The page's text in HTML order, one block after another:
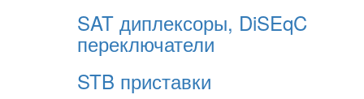
SAT диплексоры, DiSEqC
переключатели
STB приставки